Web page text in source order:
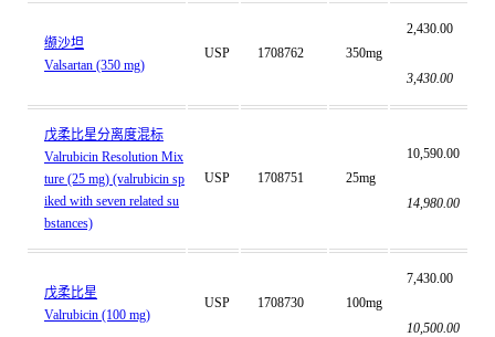
缬沙坦
Valsartan (350 mg)
USP 1708762 350mg
2,430.00
3,430.00
戊柔比星分离度混标
Valrubicin Resolution Mix
ture (25 mg) (valrubicin sp
iked with seven related su
bstances)
USP 1708751 25mg
10,590.00
14,980.00
戊柔比星
Valrubicin (100 mg)
USP 1708730 100mg
7,430.00
10,500.00